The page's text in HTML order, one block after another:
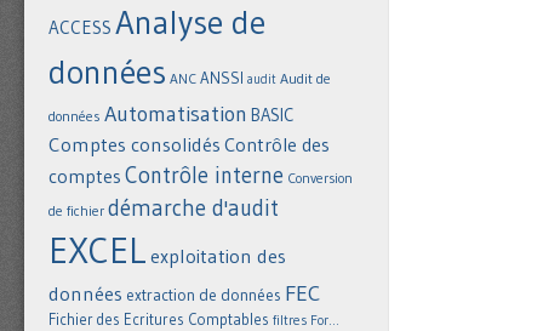
ACCESS Analyse de
données ANC ANSSI audit Audit de
données Automatisation BASIC
Comptes consolidés Contrôle des
comptes Contrôle interne Conversion
de fichier démarche d'audit
EXCEL exploitation des
données extraction de données FEC
Fichier des Ecritures Comptables filtres For...